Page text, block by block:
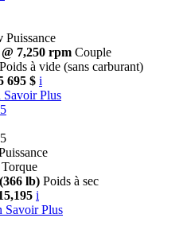
Puissance
7,250 rpm Couple
Poids à vide (sans carburant)
695 $ i
Savoir Plus
Torque
lb) Poids à sec
i
Savoir Plus